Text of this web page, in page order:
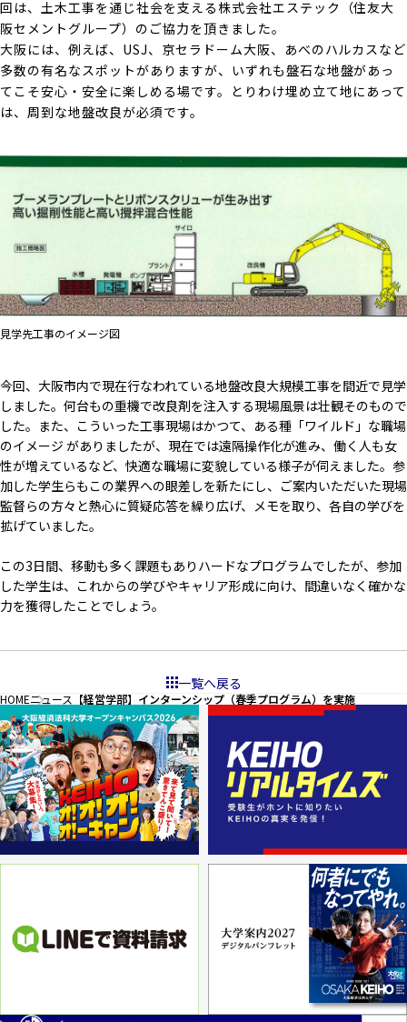
回は、土木工事を通じ社会を支える株式会社エステック（住友大
阪セメントグループ）のご協力を頂きました。
大阪には、例えば、USJ、京セラドーム大阪、あべのハルカスなど
多数の有名なスポットがありますが、いずれも盤石な地盤があっ
てこそ安心・安全に楽しめる場です。とりわけ埋め立て地にあって
は、周到な地盤改良が必須です。
見学先工事のイメージ図
今回、大阪市内で現在行なわれている地盤改良大規模工事を間近で見学
しました。何台もの重機で改良剤を注入する現場風景は壮観そのもので
した。また、こういった工事現場はかつて、ある種「ワイルド」な職場
のイメージ がありましたが、現在では遠隔操作化が進み、働く人も女
性が増えているなど、快適な職場に変貌している様子が伺えました。参
加した学生らもこの業界への眼差しを新たにし、ご案内いただいた現場
監督らの方々と熱心に質疑応答を繰り広げ、メモを取り、各自の学びを
拡げていました。
この3日間、移動も多く課題もありハードなプログラムでしたが、参加
した学生は、これからの学びやキャリア形成に向け、間違いなく確かな
力を獲得したことでしょう。
一覧へ戻る
HOMEニュース 【経営学部】インターンシップ（春季プログラム）を実施